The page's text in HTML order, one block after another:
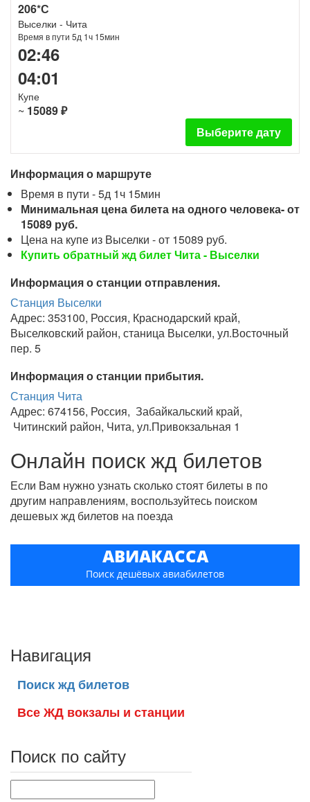
206*С
Выселки - Чита
Время в пути 5д 1ч 15мин
02:46
04:01
Купе
~ 15089 ₽
Выберите дату
Информация о маршруте
Время в пути - 5д 1ч 15мин
Минимальная цена билета на одного человека- от
15089 руб.
Цена на купе из Выселки - от 15089 руб.
Купить обратный жд билет Чита - Выселки
Информация о станции отправления.
Станция Выселки
Адрес: 353100, Россия, Краснодарский край,
Выселковский район, станица Выселки, ул.Восточный
пер. 5
Информация о станции прибытия.
Станция Чита
Адрес: 674156, Россия, Забайкальский край,
Читинский район, Чита, ул.Привокзальная 1
Онлайн поиск жд билетов
Если Вам нужно узнать сколько стоят билеты в по
другим направлениям, воспользуйтесь поиском
дешевых жд билетов на поезда
АВИАКАССА
Поиск дешёвых авиабилетов
Навигация
Поиск жд билетов
Все ЖД вокзалы и станции
Поиск по сайту